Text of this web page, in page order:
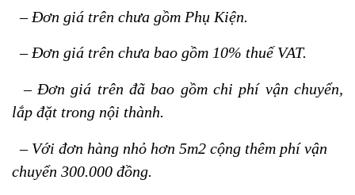
– Đơn giá trên chưa gồm Phụ Kiện.
– Đơn giá trên chưa bao gồm 10% thuế VAT.
– Đơn giá trên đã bao gồm chi phí vận chuyển,
lắp đặt trong nội thành.
– Với đơn hàng nhỏ hơn 5m2 cộng thêm phí vận
chuyển 300.000 đồng.